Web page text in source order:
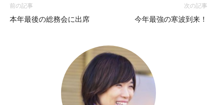
前の記事
本年最後の総務会に出席
次の記事
今年最強の寒波到来！